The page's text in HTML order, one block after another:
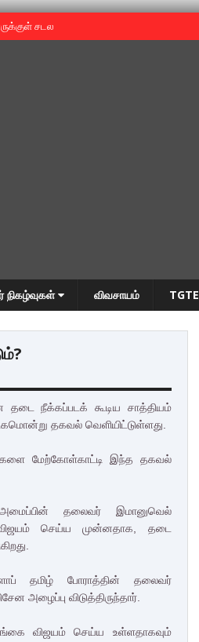
சடலம் -தமிழருடையதா ?
நிகழ்வுகள் விவசாயம் TGTE
நீக்கப்படக் கூடிய சாத்தியம்
தகவல் வெளியிட்டுள்ளது.
மேற்கோள்காட்டி இந்த தகவல்
தலைவர் இமானுவெல்
செய்ய முன்னதாக, தடை
தமிழ் போராத்தின் தலைவர்
அழைப்பு விடுத்திருந்தார்.
விஜயம் செய்ய உள்ளதாகவும்